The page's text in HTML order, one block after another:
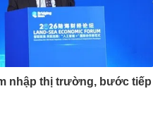
nhập thị trường, bước tiếp